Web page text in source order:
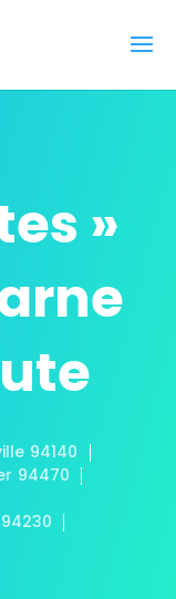
»
94140
94470